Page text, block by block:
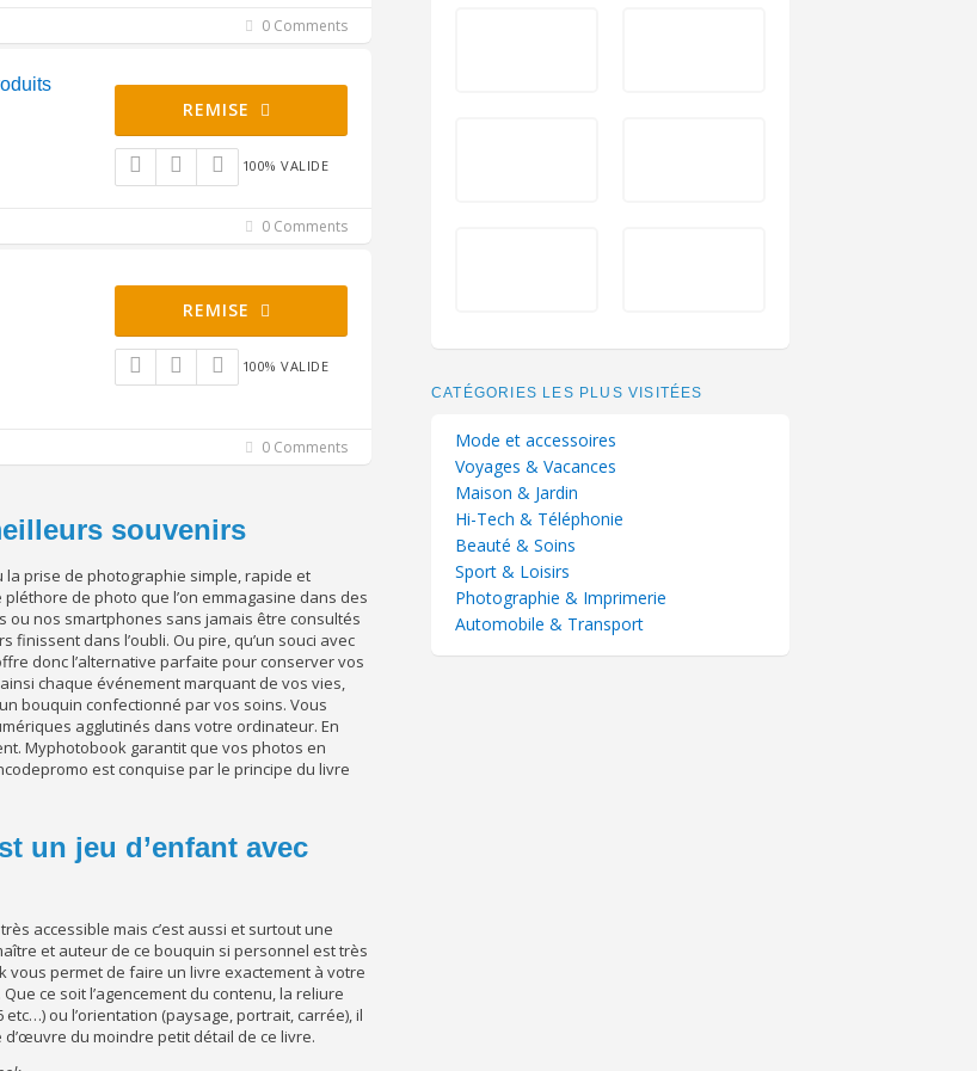
0 Comments
REMISE
100% VALIDE
0 Comments
REMISE
100% VALIDE
0 Comments
souvenirs
prise de photographie simple, rapide et
de photo que l’on emmagasine dans des
nos smartphones sans jamais être consultés
dans l’oubli. Ou pire, qu’un souci avec
donc l’alternative parfaite pour conserver vos
chaque événement marquant de vos vies,
bouquin confectionné par vos soins. Vous
agglutinés dans votre ordinateur. En
Myphotobook garantit que vos photos en
est conquise par le principe du livre
un jeu d’enfant avec
accessible mais c’est aussi et surtout une
et auteur de ce bouquin si personnel est très
vous permet de faire un livre exactement à votre
ce soit l’agencement du contenu, la reliure
ou l’orientation (paysage, portrait, carrée), il
du moindre petit détail de ce livre.
CATÉGORIES LES PLUS VISITÉES
Mode et accessoires
Voyages & Vacances
Maison & Jardin
Hi-Tech & Téléphonie
Beauté & Soins
Sport & Loisirs
Photographie & Imprimerie
Automobile & Transport